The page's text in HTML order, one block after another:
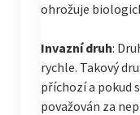
ohrožuje
Invazní druh:
rychle. Takový
příchozí a pokud
považován za